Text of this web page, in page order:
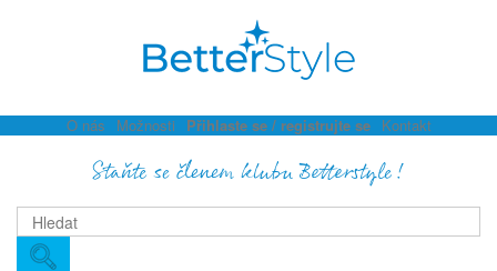
O nás Možnosti Přihlaste se / registrujte se Kontakt
Staňte se členem klubu Betterstyle!